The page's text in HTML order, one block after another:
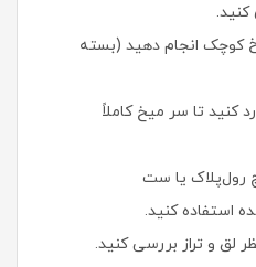
کوچک انجام دهید (بسته
کنید تا سر میخ کاملاً
رول‌پلاک یا ست
استفاده کنید.
لق و تراز بررسی کنید.